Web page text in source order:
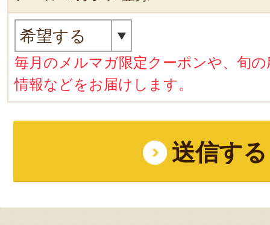
毎月のメルマガ限定クーポンや、旬
情報などをお届けします。